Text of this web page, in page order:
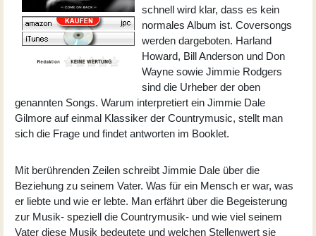
schnell wird klar, dass es kein
normales Album ist. Coversongs
werden dargeboten. Harland
Howard, Bill Anderson und Don
Wayne sowie Jimmie Rodgers
sind die Urheber der oben
genannten Songs. Warum interpretiert ein Jimmie Dale
Gilmore auf einmal Klassiker der Countrymusic, stellt man
sich die Frage und findet antworten im Booklet.
Mit berührenden Zeilen schreibt Jimmie Dale über die
Beziehung zu seinem Vater. Was für ein Mensch er war, was
er liebte und wie er lebte. Man erfährt über die Begeisterung
zur Musik- speziell die Countrymusik- und wie viel seinem
Vater diese Musik bedeutete und welchen Stellenwert sie